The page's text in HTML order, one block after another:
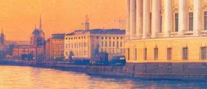
Как уточнили в театре, решение продлить
время рассказать, как их сдать.
— оперы и балеты показывают ежевечерне и
в телеформате в праймтайм с участием